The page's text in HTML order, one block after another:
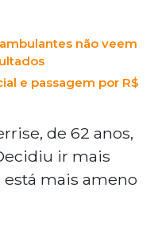
viva a
que partiram.
os
dos túmulos e
sobre serviços
não veem
e passagem por R$
de 62 anos,
ir mais
está mais ameno